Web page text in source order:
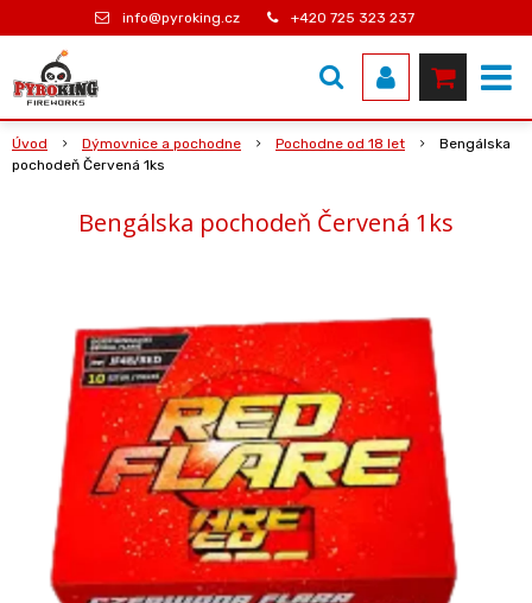
info@pyroking.cz +420 725 323 237
Úvod Dýmovnice a pochodne Pochodne od 18 let
Bengálska
pochodeň Červená 1ks
Bengálska pochodeň Červená 1ks